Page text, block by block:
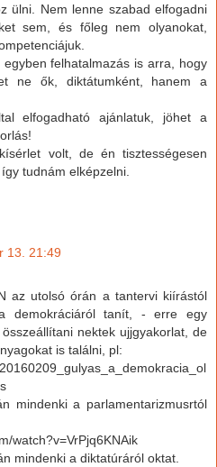
ülni. Nem lenne szabad elfogadni
sem, és főleg nem olyanokat,
felhatalmazás is arra, hogy
ne ők, diktátumként, hanem a
elfogadható ajánlatuk, jöhet a
volt, de én tisztességesen
tudnám elképzelni.
13. 21:49
az utolsó órán a tantervi kiírástól
demokráciáról tanít, - erre egy
nektek ujjgyakorlat, de
is találni, pl:
mindenki a parlamentarizmusrtól
watch?v=VrPjq6KNAik
mindenki a diktatúráról oktat.